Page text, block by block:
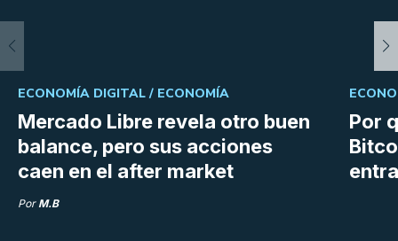
Mercado Libre revela otro buen
balance, pero sus acciones
caen en el after market
ECONOMÍA DIGITAL / ECONOMÍA
Por M.B
Por